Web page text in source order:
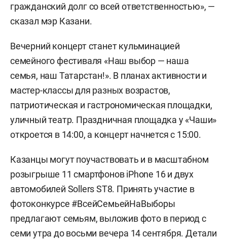
гражданский долг со всей ответственностью», —
сказал мэр Казани.
Вечерний концерт станет кульминацией
семейного фестиваля «Наш выбор — наша
семья, наш Татарстан!». В планах активности и
мастер-классы для разных возрастов,
патриотическая и гастрономическая площадки,
уличный театр. Праздничная площадка у «Чаши»
откроется в 14:00, а концерт начнется с 15:00.
Казанцы могут поучаствовать и в масштабном
розыгрыше 11 смартфонов iPhone 16 и двух
автомобилей Sollers ST8. Принять участие в
фотоконкурсе #ВсейСемьейНаВыборы
предлагают семьям, выложив фото в период с
семи утра до восьми вечера 14 сентября. Детали